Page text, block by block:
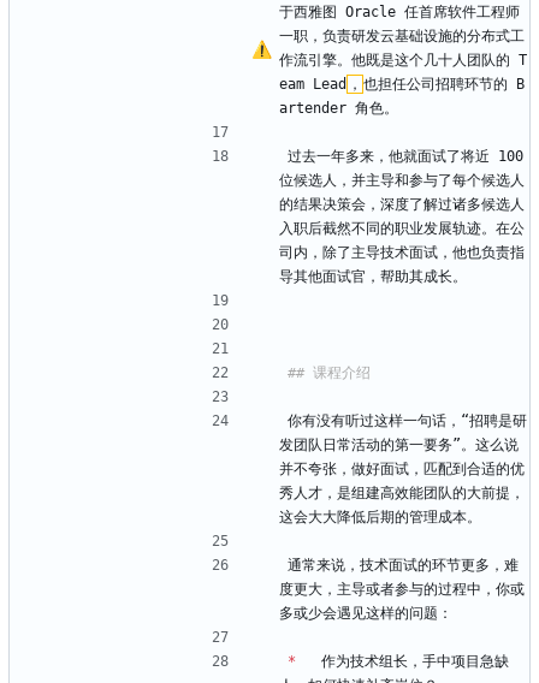
于西雅图 Oracle 任首席软件工程师
一职，负责研发云基础设施的分布式工
作流引擎。他既是这个几十人团队的 T
eam Lead ， 也担任公司招聘环节的 B
artender 角色。
过去一年多来，他就面试了将近 100
位候选人，并主导和参与了每个候选人
的结果决策会，深度了解过诸多候选人
入职后截然不同的职业发展轨迹。在公
司内，除了主导技术面试，他也负责指
导其他面试官，帮助其成长。
你有没有听过这样一句话，“招聘是研
发团队日常活动的第一要务”。这么说
并不夸张，做好面试，匹配到合适的优
秀人才，是组建高效能团队的大前提，
这会大大降低后期的管理成本。
通常来说，技术面试的环节更多，难
度更大，主导或者参与的过程中，你或
多或少会遇见这样的问题：
*
   作为技术组长，手中项目急缺